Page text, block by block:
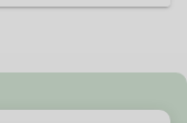
bestehen der